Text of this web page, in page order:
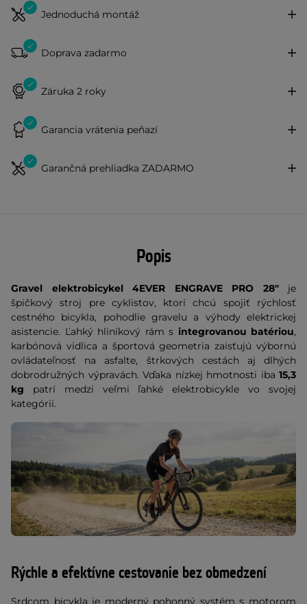
Jednoduchá montáž
Doprava zadarmo
Záruka 2 roky
Garancia vrátenia peňazí
Garančná prehliadka ZADARMO
Popis
Gravel elektrobicykel 4EVER ENGRAVE PRO 28"je
špičkový stroj pre cyklistov, ktorí chcú spojiť rýchlosť
cestného bicykla, pohodlie gravelu a výhody elektrickej
asistencie. Ľahký hliníkový rám s integrovanou batériou,
karbónová vidlica a športová geometria zaisťujú výbornú
ovládateľnosť na asfalte, štrkových cestách aj dlhých
dobrodružných výpravách. Vďaka nízkej hmotnosti iba 15,3
kg patrí medzi veľmi ľahké elektrobicykle vo svojej
kategórii.
Rýchle a efektívne cestovanie bez obmedzení
Srdcom bicykla je moderný pohonný systém s motorom